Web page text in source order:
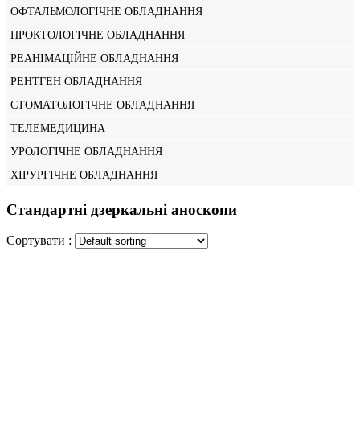
ОФТАЛЬМОЛОГІЧНЕ ОБЛАДНАННЯ
ПРОКТОЛОГІЧНЕ ОБЛАДНАННЯ
РЕАНІМАЦІЙНЕ ОБЛАДНАННЯ
РЕНТГЕН ОБЛАДНАННЯ
СТОМАТОЛОГІЧНЕ ОБЛАДНАННЯ
ТЕЛЕМЕДИЦИНА
УРОЛОГІЧНЕ ОБЛАДНАННЯ
ХІРУРГІЧНЕ ОБЛАДНАННЯ
Стандартні дзеркальні аноскопи
Сортувати :